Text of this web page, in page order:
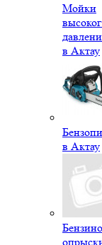
Мойки
в Актау
в Актау